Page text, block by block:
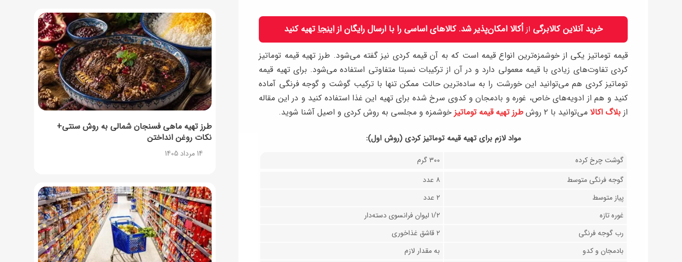
خرید آنلاین کالابرگی ازاُکالا امکان‌پذیر شد. کالاهای اساسی را با ارسال رایگان ازاینجاتهیه کنید
قیمه توماتیز یکی از خوشمزه‌ترین انواع قیمه است که به آن قیمه کردی نیز گفته می‌شود. طرز تهیه قیمه توماتیز
کردی تفاوت‌های زیادی با قیمه معمولی دارد و در آن از ترکیبات نسبتا متفاوتی استفاده می‌شود. برای تهیه قیمه
توماتیز کردی هم می‌توانید این خورشت را به ساده‌ترین حالت ممکن تنها با ترکیب گوشت و گوجه فرنگی آماده
کنید و هم از ادویه‌های خاص، غوره و بادمجان و کدوی سرخ شده برای تهیه این غذا استفاده کنید و در این مقاله
از بلاگ اکالا می‌توانید با ۲ روش طرز تهیه قیمه توماتیز خوشمزه و مجلسی به روش کردی و اصیل آشنا شوید.
مواد لازم برای تهیه قیمه توماتیز کردی (روش اول):
گوشت چرخ کرده
۳۰۰ گرم
گوجه فرنگی متوسط
۸ عدد
پیاز متوسط
۲ عدد
غوره تازه
۱/۲ لیوان فرانسوی دسته‌دار
رب گوجه فرنگی
۲ قاشق غذاخوری
بادمجان و کدو
به مقدار لازم
طرز تهیه ماهی فسنجان شمالی به روش سنتی+
نکات روغن انداختن
14 مرداد 1405